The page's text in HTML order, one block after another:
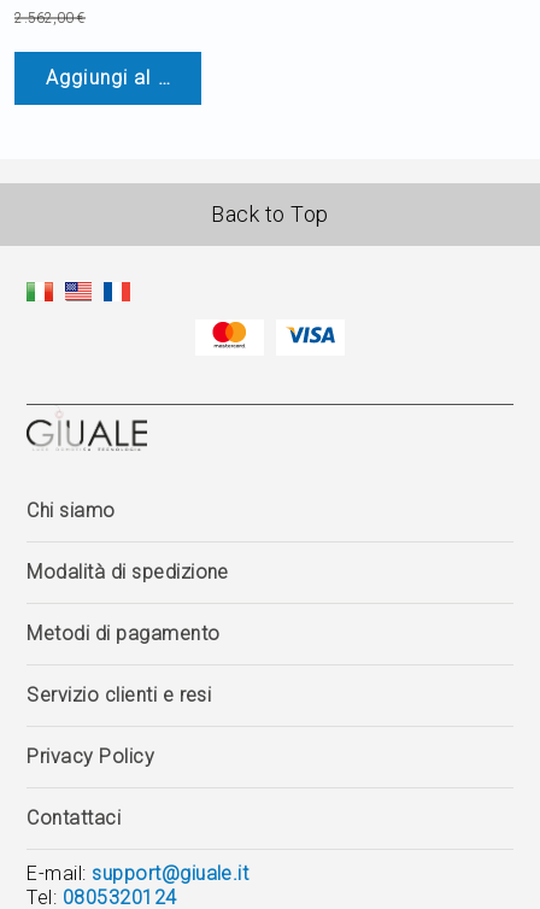
2.562,00 €
Aggiungi al Carrello
Back to Top
Chi siamo
Modalità di spedizione
Metodi di pagamento
Servizio clienti e resi
Privacy Policy
Contattaci
E-mail: support@giuale.it
Tel: 0805320124